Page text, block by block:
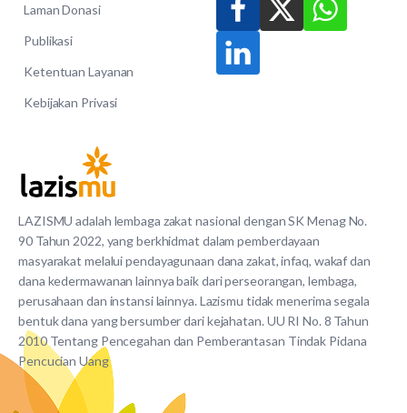
LAZISMU adalah lembaga zakat nasional dengan SK Menag No.
90 Tahun 2022, yang berkhidmat dalam pemberdayaan
masyarakat melalui pendayagunaan dana zakat, infaq, wakaf dan
dana kedermawanan lainnya baik dari perseorangan, lembaga,
perusahaan dan instansi lainnya. Lazismu tidak menerima segala
bentuk dana yang bersumber dari kejahatan. UU RI No. 8 Tahun
2010 Tentang Pencegahan dan Pemberantasan Tindak Pidana
Pencucian Uang
Laman Donasi
Publikasi
Ketentuan Layanan
Kebijakan Privasi